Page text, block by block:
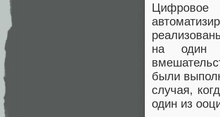
на один
были
случая,
один из